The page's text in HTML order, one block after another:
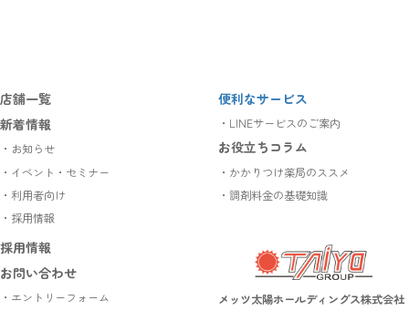
店舗一覧
新着情報
・お知らせ
・イベント・セミナー
・利用者向け
・採用情報
便利なサービス
・LINEサービスのご案内
お役立ちコラム
・かかりつけ薬局のススメ
・調剤料金の基礎知識
採用情報
お問い合わせ
・エントリーフォーム
メッツ太陽ホールディングス株式会社